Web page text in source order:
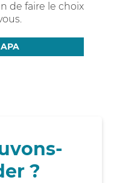
de faire le choix
?